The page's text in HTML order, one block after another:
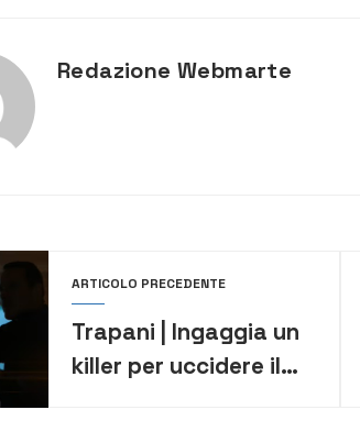
Redazione Webmarte
ARTICOLO PRECEDENTE
Trapani | Ingaggia un
killer per uccidere il